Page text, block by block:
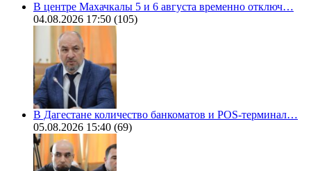
В центре Махачкалы 5 и 6 августа временно отключ…
04.08.2026 17:50 (105)
В Дагестане количество банкоматов и POS-терминал…
05.08.2026 15:40 (69)